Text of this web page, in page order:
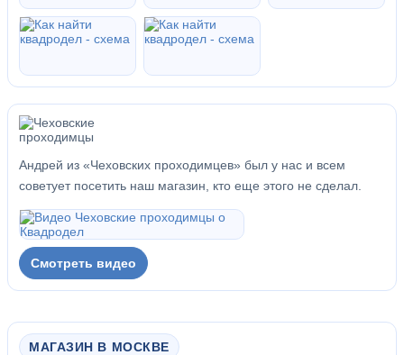
Андрей из «Чеховских проходимцев» был у нас и всем
советует посетить наш магазин, кто еще этого не сделал.
Смотреть видео
МАГАЗИН В МОСКВЕ